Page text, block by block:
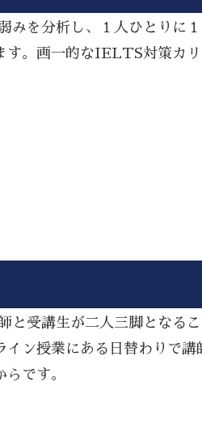
を分析し、１人ひとりに
す。画一的なIELTS対策カリ
受講生が二人三脚となる
ン授業にある日替わりで
です。